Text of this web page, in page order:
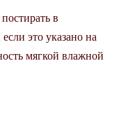
в
это указано на
мягкой влажной